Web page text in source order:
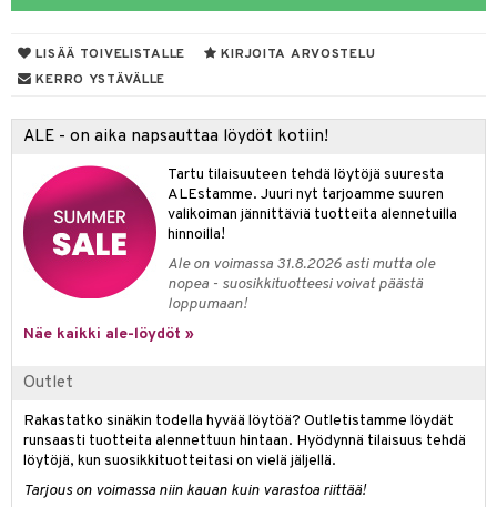
LISÄÄ TOIVELISTALLE
KIRJOITA ARVOSTELU
KERRO YSTÄVÄLLE
ALE - on aika napsauttaa löydöt kotiin!
Tartu tilaisuuteen tehdä löytöjä suuresta
ALEstamme. Juuri nyt tarjoamme suuren
valikoiman jännittäviä tuotteita alennetuilla
hinnoilla!
Ale on voimassa 31.8.2026 asti mutta ole
nopea - suosikkituotteesi voivat päästä
loppumaan!
Näe kaikki ale-löydöt »
Outlet
Rakastatko sinäkin todella hyvää löytöä? Outletistamme löydät
runsaasti tuotteita alennettuun hintaan. Hyödynnä tilaisuus tehdä
löytöjä, kun suosikkituotteitasi on vielä jäljellä.
Tarjous on voimassa niin kauan kuin varastoa riittää!
&
tuotteet
hoito
poisto
hoito
& saippuat
tuotteet
& Viikset
shave balm
shave lotion
de cologne
de toilette
tuotteet
poisto
hoito
& saippuat
1: Puhdistus
2: Kirkastus
3: Kosteutus
ja Vartalonhoito